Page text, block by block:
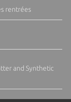
rentrées
and Synthetic